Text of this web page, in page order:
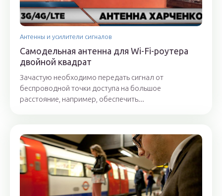
Антенны и усилители сигналов
Самодельная антенна для Wi-Fi-роутера
двойной квадрат
Зачастую необходимо передать сигнал от
беспроводной точки доступа на большое
расстояние, например, обеспечить...